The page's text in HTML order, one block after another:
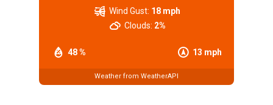
48 % 13 mph
Wind Gust: 18 mph
Clouds: 2%
Weather from WeatherAPI